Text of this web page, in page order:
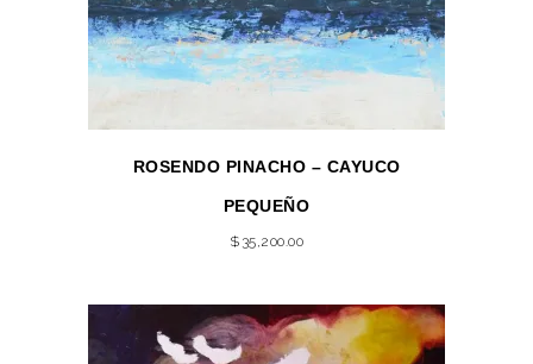
ROSENDO PINACHO – CAYUCO
PEQUEÑO
$ 35,200.00